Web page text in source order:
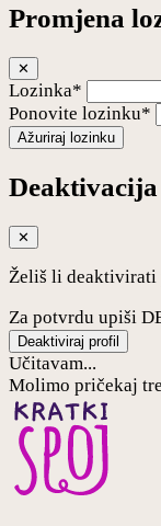
Promjena
✕
Lozinka*
Ponovite lozinku*
Ažuriraj lozinku
✕
Želiš li deaktivirati
Za potvrdu upiši
Deaktiviraj profil
Učitavam...
Molimo pričekaj